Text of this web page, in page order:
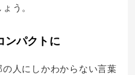
う。
ンパクトに
人にしかわからない言葉